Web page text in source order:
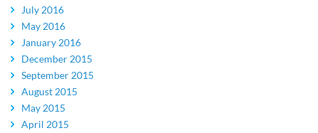
July 2016
May 2016
January 2016
December 2015
September 2015
August 2015
May 2015
April 2015